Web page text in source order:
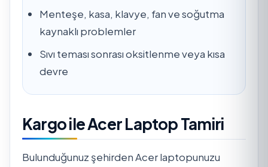
Menteşe, kasa, klavye, fan ve soğutma
kaynaklı problemler
Sıvı teması sonrası oksitlenme veya kısa
devre
Kargo ile Acer Laptop Tamiri
Bulunduğunuz şehirden Acer laptopunuzu